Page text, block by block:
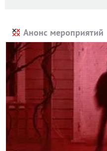
Анонс мероприятий